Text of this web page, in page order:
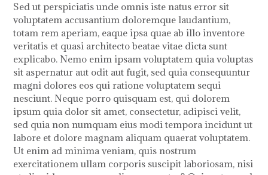
Sed ut perspiciatis unde omnis iste natus error sit
voluptatem accusantium doloremque laudantium,
totam rem aperiam, eaque ipsa quae ab illo inventore
veritatis et quasi architecto beatae vitae dicta sunt
explicabo. Nemo enim ipsam voluptatem quia voluptas
sit aspernatur aut odit aut fugit, sed quia consequuntur
magni dolores eos qui ratione voluptatem sequi
nesciunt. Neque porro quisquam est, qui dolorem
ipsum quia dolor sit amet, consectetur, adipisci velit,
sed quia non numquam eius modi tempora incidunt ut
labore et dolore magnam aliquam quaerat voluptatem.
Ut enim ad minima veniam, quis nostrum
exercitationem ullam corporis suscipit laboriosam, nisi